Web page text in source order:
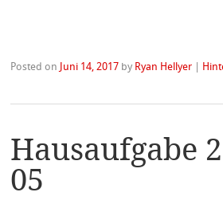
Posted on Juni 14, 2017 by Ryan Hellyer |
Hausaufgabe
05